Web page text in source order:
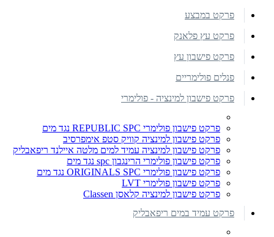
פרקט במבצע
פרקט עץ פלאנק
פרקט פישבון עץ
פנלים פולימריים
פרקט פישבון למינציה - פולימרי
פרקט פישבון פולימרי REPUBLIC SPC נגד מים
פרקט פישבון למינציה קוויק סטפ אימפרסיב
פרקט פישבון למינציה עמיד למים מלטה איילנד ריפאבליק
פרקט פישבון פולימרי הרינגבון spc נגד מים
פרקט פישבון פולימרי ORIGINALS SPC נגד מים
פרקט פישבון פולימרי LVT
פרקט פישבון למינציה קלאסן Classen
פרקט עמיד במים ריפאבליק